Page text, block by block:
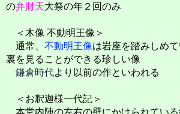
の弁財天大祭の年２回のみ
＜木像 不動明王像＞
通常、 不動明王像は岩座を踏みしめ
裏を見ることができる珍しい像
鎌倉時代より以前の作といわれる
＜お釈迦様一代記＞
本堂内陣の左右の壁にかけられてい